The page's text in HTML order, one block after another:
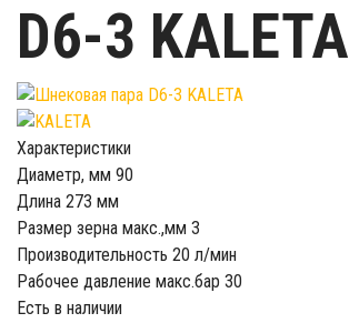
D6-3 KALETA
Характеристики
Диаметр, мм 90
Длина 273 мм
Размер зерна макс.,мм 3
Производительность 20 л/мин
Рабочее давление макс.бар 30
Есть в наличии